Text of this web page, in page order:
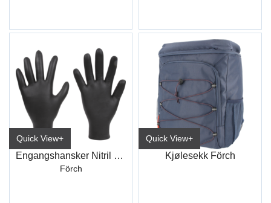
Quick View+
Engangshansker Nitril Sort
Förch
Quick View+
Kjølesekk Förch